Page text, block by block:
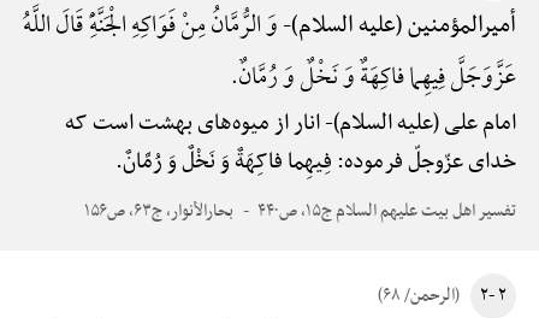
أمیرالمؤمنین (علیه السلام)-وَ الرُّمَّانُ مِنْ فَوَاکِهِ الْجَنَّهًِْ قَالَ اللَّهُ
عَزَّوَجَلَّ فِیهِما فاکِهَةٌ وَ نَخْلٌ وَ رُمَّانٌ.
امام علی (علیه السلام)-انار از میوه‌های بهشت است که
خدای عزّوجلّ فرموده: فِیهِما فاکِهَةٌ وَ نَخْلٌ وَ رُمَّانٌ.
تفسیر اهل بیت علیهم السلام ج۱۵، ص۴۴۰ بحارالأنوار، ج۶۳، ص۱۵۶
۲ -۲ (الرحمن/ ۶۸)